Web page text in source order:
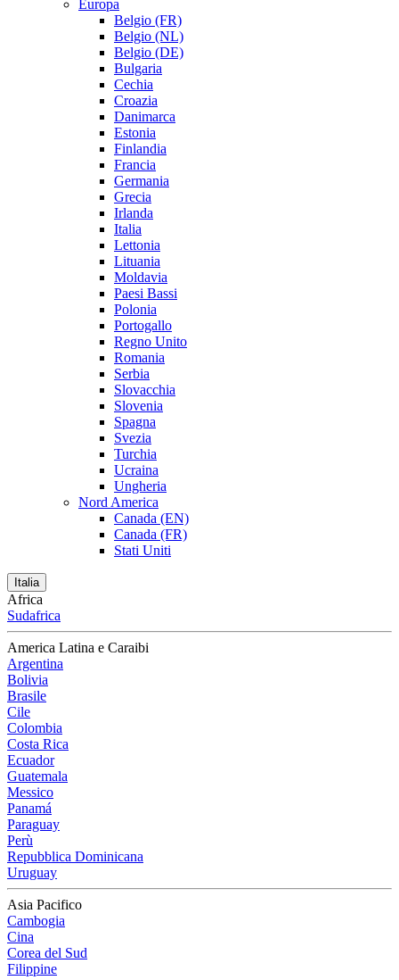
Europa
Belgio (FR)
Belgio (NL)
Belgio (DE)
Bulgaria
Cechia
Croazia
Danimarca
Estonia
Finlandia
Francia
Germania
Grecia
Irlanda
Italia
Lettonia
Lituania
Moldavia
Paesi Bassi
Polonia
Portogallo
Regno Unito
Romania
Serbia
Slovacchia
Slovenia
Spagna
Svezia
Turchia
Ucraina
Ungheria
Nord America
Canada (EN)
Canada (FR)
Stati Uniti
Italia
Africa
Sudafrica
America Latina e Caraibi
Argentina
Bolivia
Brasile
Cile
Colombia
Costa Rica
Ecuador
Guatemala
Messico
Panamá
Paraguay
Perù
Repubblica Dominicana
Uruguay
Asia Pacifico
Cambogia
Cina
Corea del Sud
Filippine